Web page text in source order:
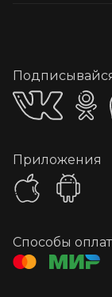
Приложения
Способы